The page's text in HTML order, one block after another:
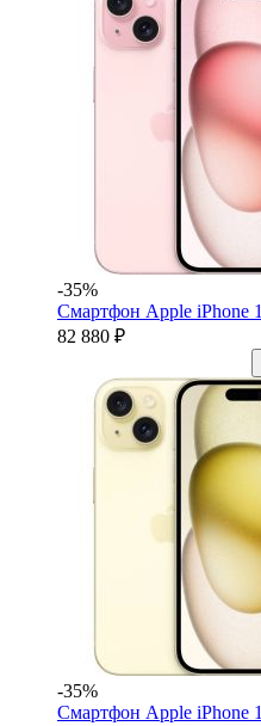
-35%
Смартфон Apple iPhone
82 880 ₽
-35%
Смартфон Apple iPhone